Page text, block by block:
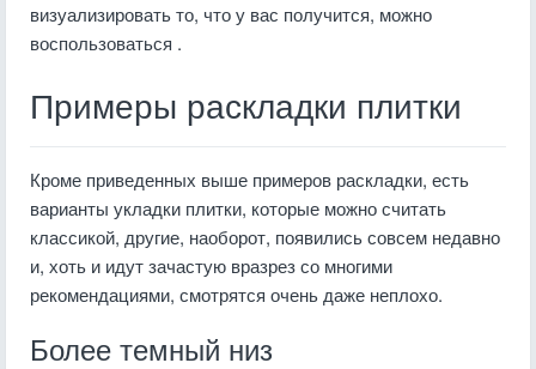
визуализировать то, что у вас получится, можно
воспользоваться .
Примеры раскладки плитки
Кроме приведенных выше примеров раскладки, есть
варианты укладки плитки, которые можно считать
классикой, другие, наоборот, появились совсем недавно
и, хоть и идут зачастую вразрез со многими
рекомендациями, смотрятся очень даже неплохо.
Более темный низ